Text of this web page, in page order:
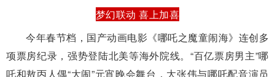
梦幻联动 喜上加喜
今年春节档，国产动画电影《哪吒之魔童闹海》连创多
项票房纪录，强势登陆北美等海外院线。“百亿票房男主”哪
吒和敖丙人偶“大闹”元宵晚会舞台，大张伟与哪吒配音演员